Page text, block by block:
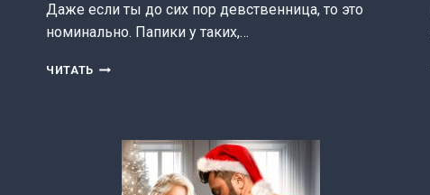
Даже если ты до сих пор девственница, то это
номинально. Папики у таких,…
ЧИТАТЬ ДЕВОЧКА